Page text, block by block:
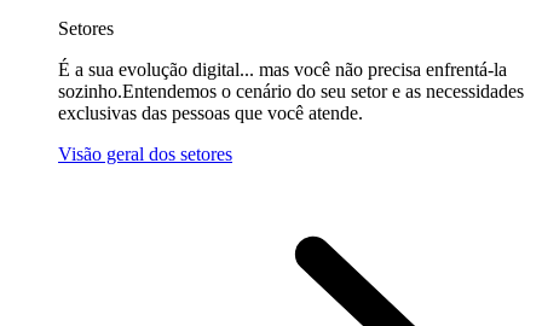
Setores
É a sua evolução digital... mas você não precisa enfrentá-la
sozinho.Entendemos o cenário do seu setor e as necessidades
exclusivas das pessoas que você atende.
Visão geral dos setores